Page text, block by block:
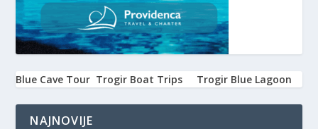
Blue Cave Tour Trogir Boat Trips Trogir Blue Lagoon
NAJNOVIJE